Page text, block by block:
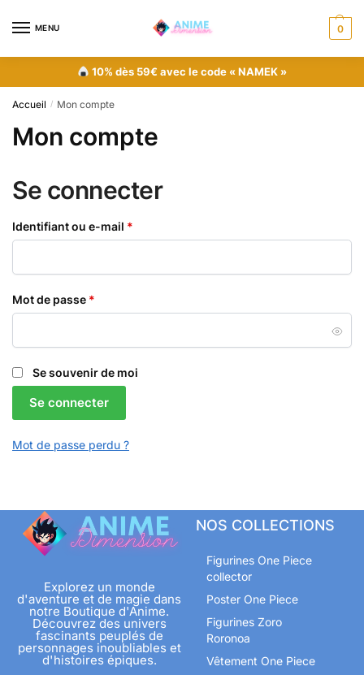
MENU 0
10% dès 59€ avec le code « NAMEK »
Accueil / Mon compte
Mon compte
Se connecter
Identifiant ou e-mail *
Mot de passe *
Se souvenir de moi
Se connecter
Mot de passe perdu ?
Explorez un monde
d'aventure et de magie dans
notre Boutique d'Anime.
Découvrez des univers
fascinants peuplés de
personnages inoubliables et
d'histoires épiques.
NOS COLLECTIONS
Figurines One Piece
collector
Poster One Piece
Figurines Zoro
Roronoa
Vêtement One Piece